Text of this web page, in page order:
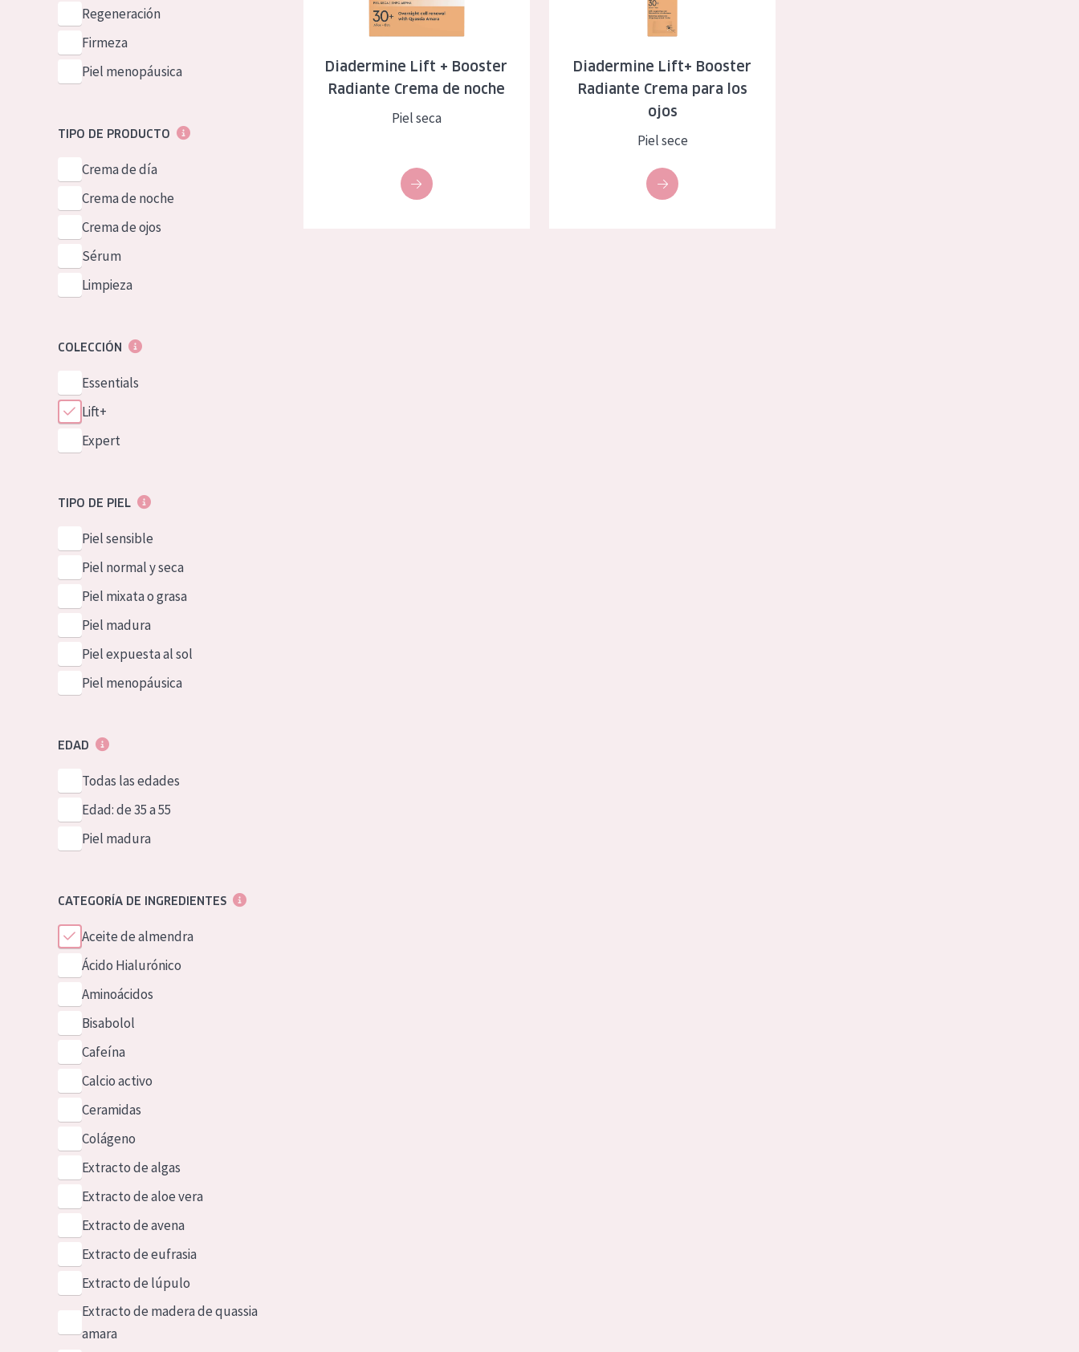
Piel normal y seca
Piel mixata o grasa
Piel madura
Edad: de 35 a 55
Piel madura
NUESTROS PRODUCTOS
German
Spanish
Greek
Regeneración
Firmeza
Piel menopáusica
TIPO DE PRODUCTO
Crema de día
Crema de noche
Crema de ojos
Sérum
Limpieza
COLECCIÓN
Essentials
Lift+
Expert
TIPO DE PIEL
Piel sensible
Piel normal y seca
Piel mixata o grasa
Piel madura
Piel expuesta al sol
Piel menopáusica
EDAD
Todas las edades
Edad: de 35 a 55
Piel madura
CATEGORÍA DE INGREDIENTES
Aceite de almendra
Ácido Hialurónico
Aminoácidos
Bisabolol
Cafeína
Calcio activo
Ceramidas
Colágeno
Extracto de algas
Extracto de aloe vera
Extracto de avena
Extracto de eufrasia
Extracto de lúpulo
Extracto de madera de quassia
amara
Diadermine Lift + Booster
Radiante Crema de noche
Piel seca
Diadermine Lift+ Booster
Radiante Crema para los
ojos
Piel sece